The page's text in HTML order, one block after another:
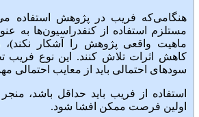
هنگامی‌که فریب در پژوهش استفاده
مستلزم استفاده از کنفدراسیون‌ها به
ماهیت واقعی پژوهش را آشکار نکند)،
کاهش اثرات تلاش کنند. این نوع فریب
سودهای احتمالی باید از معایب احتمالی
استفاده از فریب باید حداقل باشد، منجر
اولین فرصت ممکن افشا شود.